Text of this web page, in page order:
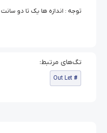
توجه : اندازه ها یک تا دو
Out Let